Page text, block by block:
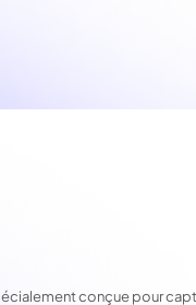
conçue pour